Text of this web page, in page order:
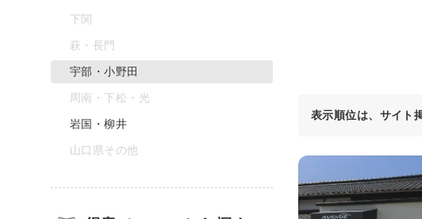
表示順位は、サイト
下関
萩・長門
宇部・小野田
周南・下松・光
岩国・柳井
山口県その他